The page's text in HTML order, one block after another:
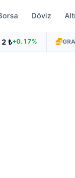
Döviz
₺+0.17%